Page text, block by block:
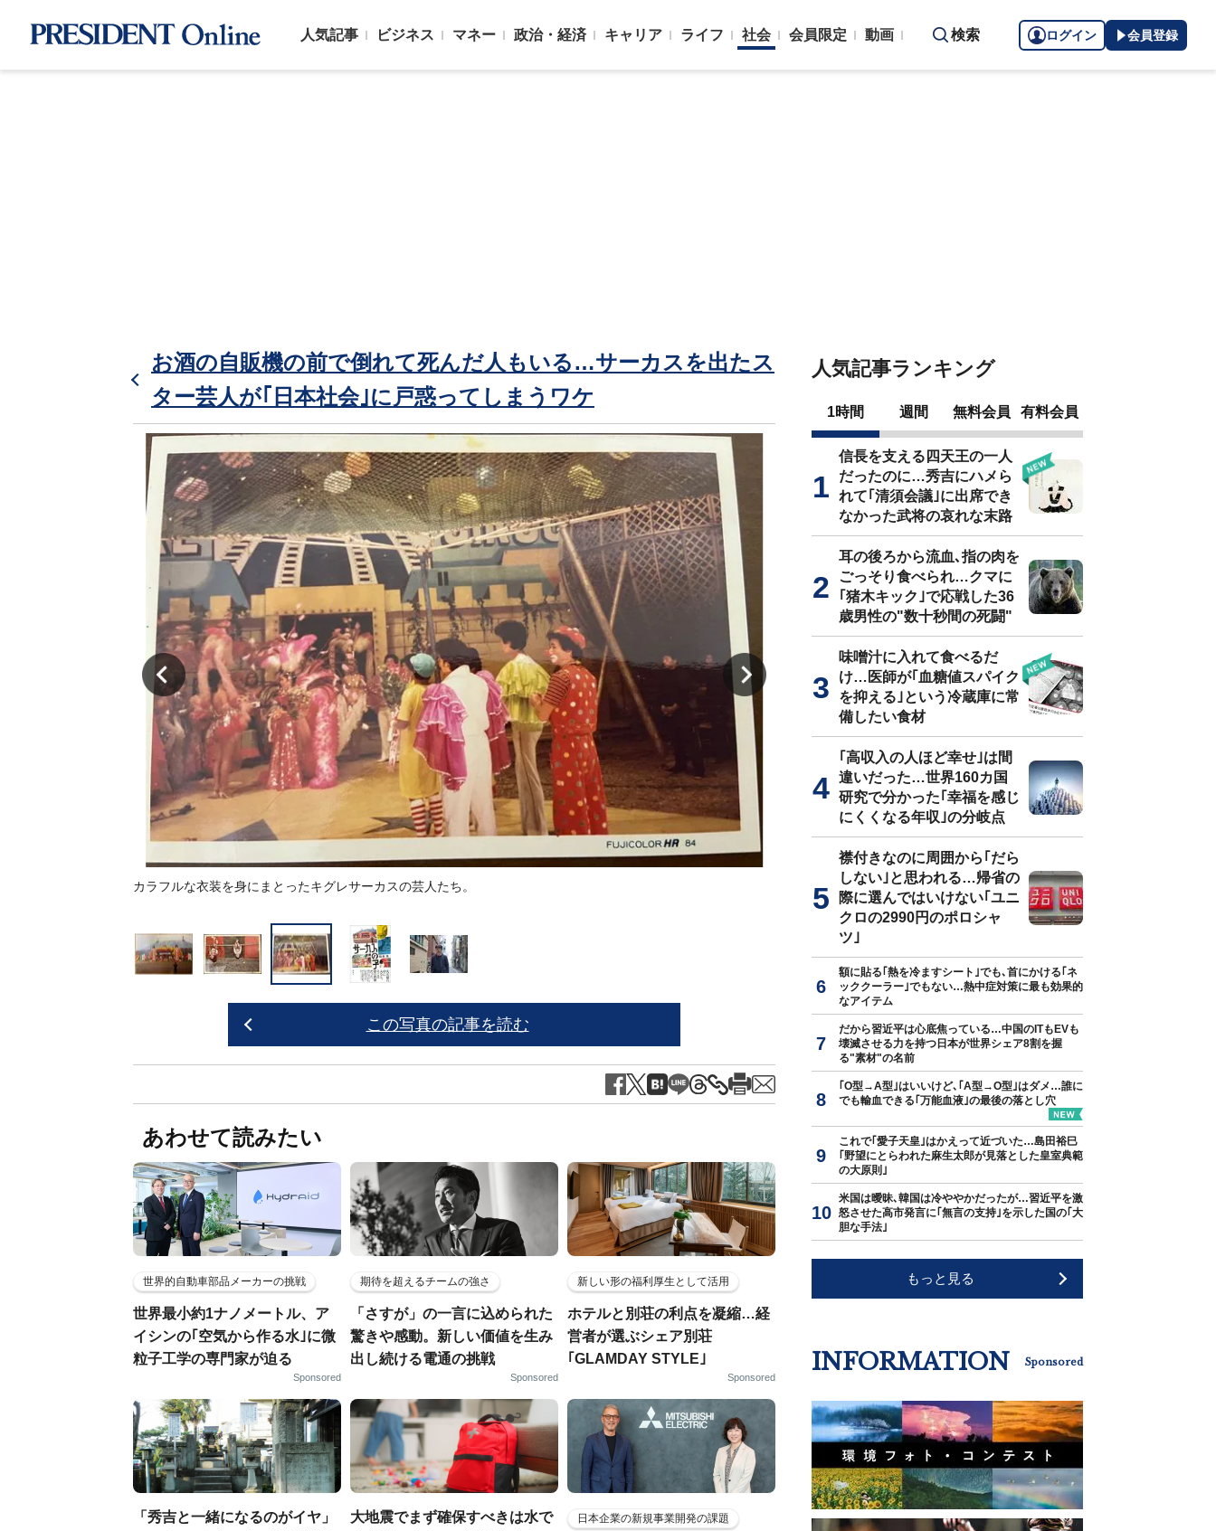
人気記事 ビジネス マネー 政治・経済 キャリア ライフ 社会 会員限定 動画 検索 ログイン 会員登録
お酒の自販機の前で倒れて死んだ人もいる…サーカスを出たス
ター芸人が｢日本社会｣に戸惑ってしまうワケ
カラフルな衣装を身にまとったキグレサーカスの芸人たち。 稲泉連『サーカスの子』（講談社）
この写真の記事を読む
あわせて読みたい
世界的自動車部品メーカーの挑戦
世界最小約1ナノメートル、ア
イシンの｢空気から作る水｣に微
粒子工学の専門家が迫る
Sponsored
期待を超えるチームの強さ
「さすが」の一言に込められた
驚きや感動。新しい価値を生み
出し続ける電通の挑戦
Sponsored
新しい形の福利厚生として活用
ホテルと別荘の利点を凝縮…経
営者が選ぶシェア別荘
｢GLAMDAY STYLE｣
Sponsored
「秀吉と一緒になるのがイヤ」
大地震でまず確保すべきは水で
日本企業の新規事業開発の課題
人気記事ランキング
1時間 週間 無料会員 有料会員
信長を支える四天王の一人
だったのに…秀吉にハメら
れて｢清須会議｣に出席でき
なかった武将の哀れな末路
耳の後ろから流血､指の肉を
ごっそり食べられ…クマに
｢猪木キック｣で応戦した36
歳男性の"数十秒間の死闘"
味噌汁に入れて食べるだ
け…医師が｢血糖値スパイク
を抑える｣という冷蔵庫に常
備したい食材
｢高収入の人ほど幸せ｣は間
違いだった…世界160カ国
研究で分かった｢幸福を感じ
にくくなる年収｣の分岐点
襟付きなのに周囲から｢だら
しない｣と思われる…帰省の
際に選んではいけない｢ユニ
クロの2990円のポロシャ
ツ｣
額に貼る｢熱を冷ますシート｣でも､首にかける｢ネ
ッククーラー｣でもない…熱中症対策に最も効果的
なアイテム
だから習近平は心底焦っている…中国のITもEVも
壊滅させる力を持つ日本が世界シェア8割を握
る"素材"の名前
｢O型→A型｣はいいけど､｢A型→O型｣はダメ…誰に
でも輸血できる｢万能血液｣の最後の落とし穴
これで｢愛子天皇｣はかえって近づいた…島田裕巳
｢野望にとらわれた麻生太郎が見落とした皇室典範
の大原則｣
米国は曖昧､韓国は冷ややかだったが…習近平を激
怒させた高市発言に｢無言の支持｣を示した国の｢大
胆な手法｣
もっと見る
INFORMATION Sponsored